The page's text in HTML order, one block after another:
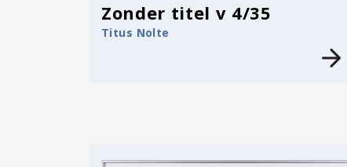
Zonder titel v 4/35
Titus Nolte